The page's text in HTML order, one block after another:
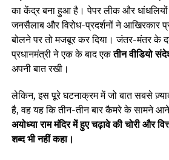
का केंद्र बना हुआ है। पेपर लीक और
जनसैलाब और विरोध-प्रदर्शनों ने आखिरकार
बोलने पर तो मजबूर कर दिया। जंतर-मंतर के
प्रधानमंत्री ने एक के बाद एकतीन वीडियो
अपनी बात रखी।
लेकिन, इस पूरे घटनाक्रम में जो बात सबसे
है, वह यह कि तीन-तीन बार कैमरे के सामने
अयोध्या राम मंदिर में हुए चढ़ावे की चोरी और
शब्द भी नहीं कहा।